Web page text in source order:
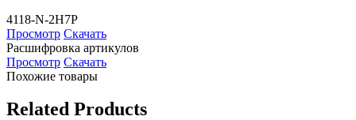
4118-N-2H7P
Просмотр Скачать
Расшифровка артикулов
Просмотр Скачать
Похожие товары
Related Products